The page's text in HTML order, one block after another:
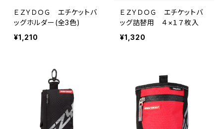
ＥＺＹＤＯＧ エチケットバ
ッグホルダー(全3色)
¥1,210
ＥＺＹＤＯＧ エチケットバ
ッグ詰替用 ４×１７枚入
¥1,320